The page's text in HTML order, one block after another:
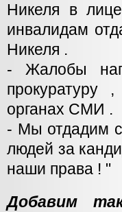
Никеля в
инвалидам
Никеля .
- Жалобы
прокуратуру
органах СМИ .
- Мы отдадим
людей за
наши права ! "
Добавим